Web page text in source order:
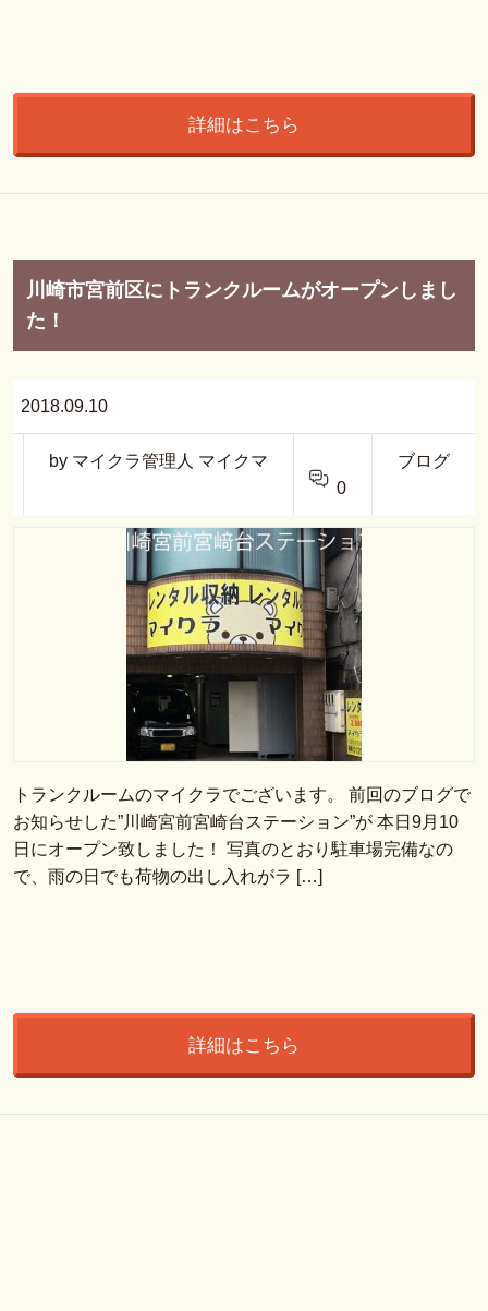
詳細はこちら
川崎市宮前区にトランクルームがオープンしまし
た！
2018.09.10
by マイクラ管理人 マイクマ
0
ブログ
トランクルームのマイクラでございます。 前回のブログで
お知らせした”川崎宮前宮崎台ステーション”が 本日9月10
日にオープン致しました！ 写真のとおり駐車場完備なの
で、雨の日でも荷物の出し入れがラ […]
詳細はこちら